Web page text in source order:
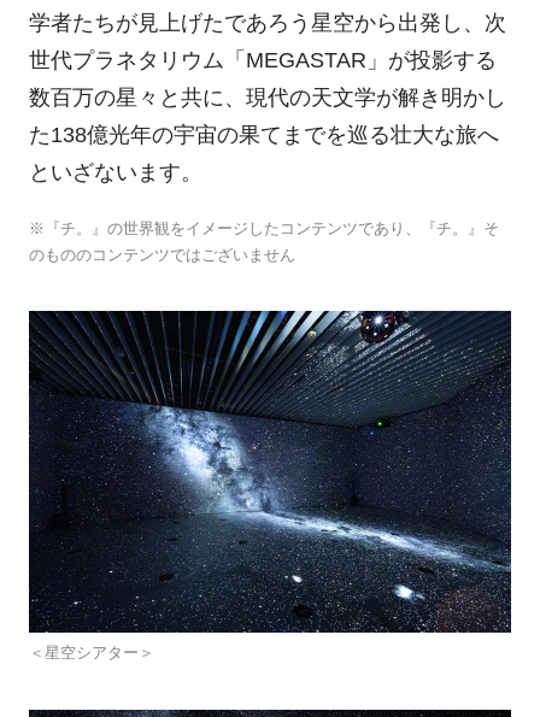
学者たちが見上げたであろう星空から出発し、次
世代プラネタリウム「MEGASTAR」が投影する
数百万の星々と共に、現代の天文学が解き明かし
た138億光年の宇宙の果てまでを巡る壮大な旅へ
といざないます。
※『チ。』の世界観をイメージしたコンテンツであり、『チ。』そ
のもののコンテンツではございません
＜星空シアター＞